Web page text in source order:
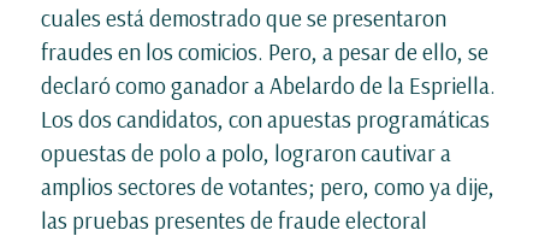
cuales está demostrado que se presentaron
fraudes en los comicios. Pero, a pesar de ello, se
declaró como ganador a Abelardo de la Espriella.
Los dos candidatos, con apuestas programáticas
opuestas de polo a polo, lograron cautivar a
amplios sectores de votantes; pero, como ya dije,
las pruebas presentes de fraude electoral